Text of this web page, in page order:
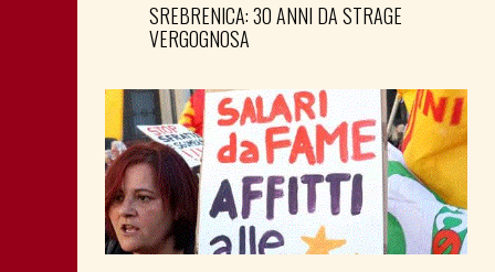
SREBRENICA: 30 ANNI DA STRAGE
VERGOGNOSA